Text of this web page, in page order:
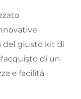
del giusto kit di
di un
e facilità